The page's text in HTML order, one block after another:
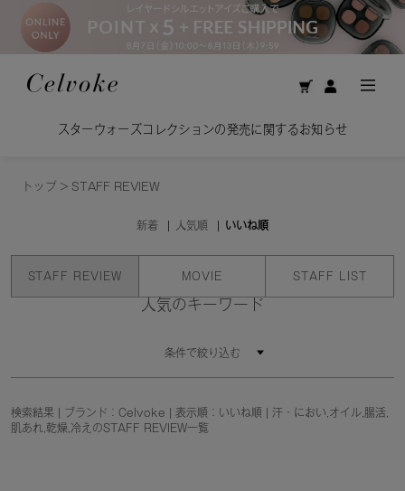
スターウォーズコレクションの発売に関するお知らせ
トップ > STAFF REVIEW
新着 人気順 いいね順
STAFF REVIEW MOVIE STAFF LIST
人気のキーワード
条件で絞り込む
検索結果 | ブランド：Celvoke | 表示順：いいね順 | 汗・におい,オイル,腸活,
肌あれ,乾燥,冷えのSTAFF REVIEW一覧